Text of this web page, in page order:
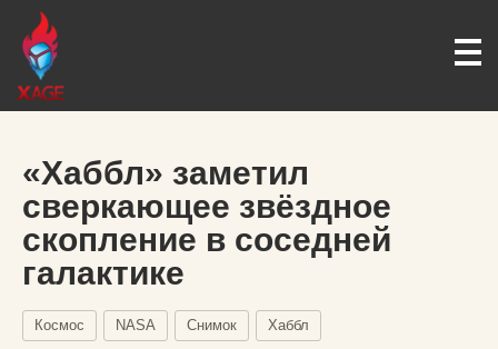
«Хаббл» заметил
сверкающее звёздное
скопление в соседней
галактике
Космос NASA Снимок Хаббл